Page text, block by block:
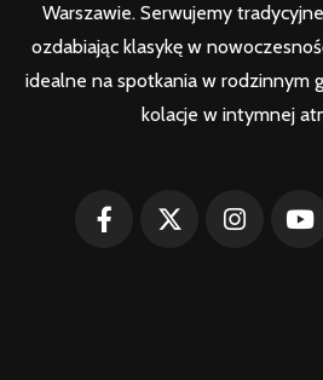
Warszawie. Serwujemy
ozdabiając klasykę w
idealne na spotkania w rodzinnym
kolacje w intymnej